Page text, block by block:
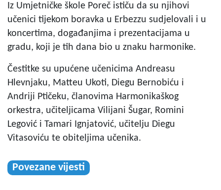
Iz Umjetničke škole Poreč ističu da su njihovi
učenici tijekom boravka u Erbezzu sudjelovali i u
koncertima, događanjima i prezentacijama u
gradu, koji je tih dana bio u znaku harmonike.
Čestitke su upućene učenicima Andreasu
Hlevnjaku, Matteu Ukoti, Diegu Bernobiću i
Andriji Ptičeku, članovima Harmonikaškog
orkestra, učiteljicama Vilijani Šugar, Romini
Legović i Tamari Ignjatović, učitelju Diegu
Vitasoviću te obiteljima učenika.
Povezane vijesti